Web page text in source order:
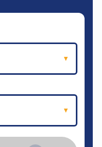
▼
▼